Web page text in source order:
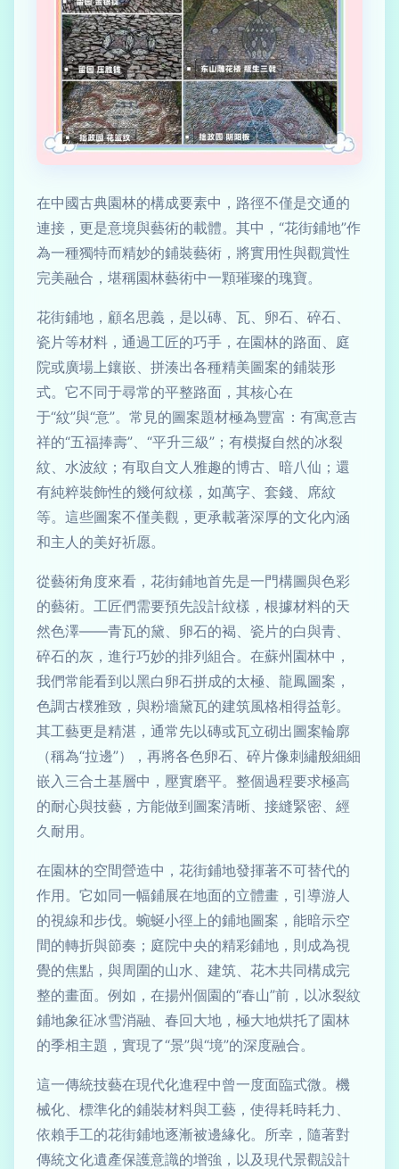
在中國古典園林的構成要素中，路徑不僅是交通的
連接，更是意境與藝術的載體。其中，“花街鋪地”作
為一種獨特而精妙的鋪裝藝術，將實用性與觀賞性
完美融合，堪稱園林藝術中一顆璀璨的瑰寶。
花街鋪地，顧名思義，是以磚、瓦、卵石、碎石、
瓷片等材料，通過工匠的巧手，在園林的路面、庭
院或廣場上鑲嵌、拼湊出各種精美圖案的鋪裝形
式。它不同于尋常的平整路面，其核心在
于“紋”與“意”。常見的圖案題材極為豐富：有寓意吉
祥的“五福捧壽”、“平升三級”；有模擬自然的冰裂
紋、水波紋；有取自文人雅趣的博古、暗八仙；還
有純粹裝飾性的幾何紋樣，如萬字、套錢、席紋
等。這些圖案不僅美觀，更承載著深厚的文化內涵
和主人的美好祈愿。
從藝術角度來看，花街鋪地首先是一門構圖與色彩
的藝術。工匠們需要預先設計紋樣，根據材料的天
然色澤——青瓦的黛、卵石的褐、瓷片的白與青、
碎石的灰，進行巧妙的排列組合。在蘇州園林中，
我們常能看到以黑白卵石拼成的太極、龍鳳圖案，
色調古樸雅致，與粉墻黛瓦的建筑風格相得益彰。
其工藝更是精湛，通常先以磚或瓦立砌出圖案輪廓
（稱為“拉邊”），再將各色卵石、碎片像刺繡般細細
嵌入三合土基層中，壓實磨平。整個過程要求極高
的耐心與技藝，方能做到圖案清晰、接縫緊密、經
久耐用。
在園林的空間營造中，花街鋪地發揮著不可替代的
作用。它如同一幅鋪展在地面的立體畫，引導游人
的視線和步伐。蜿蜒小徑上的鋪地圖案，能暗示空
間的轉折與節奏；庭院中央的精彩鋪地，則成為視
覺的焦點，與周圍的山水、建筑、花木共同構成完
整的畫面。例如，在揚州個園的“春山”前，以冰裂紋
鋪地象征冰雪消融、春回大地，極大地烘托了園林
的季相主題，實現了“景”與“境”的深度融合。
這一傳統技藝在現代化進程中曾一度面臨式微。機
械化、標準化的鋪裝材料與工藝，使得耗時耗力、
依賴手工的花街鋪地逐漸被邊緣化。所幸，隨著對
傳統文化遺產保護意識的增強，以及現代景觀設計